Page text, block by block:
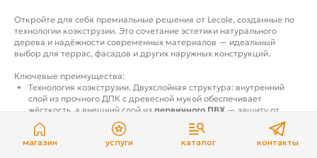
магазин услуги каталог контакты
Откройте для себя премиальные решения от Lecole, созданные по
технологии коэкструзии. Это сочетание эстетики натурального
дерева и надёжности современных материалов — идеальный
выбор для террас, фасадов и других наружных конструкций.
Ключевые преимущества:
Технология коэкструзии. Двухслойная структура: внутренний
слой из прочного ДПК с древесной мукой обеспечивает
жёсткость, а внешний слой изпервичного ПВХ— защиту от
УФ‑излучения, влаги и механических повреждений.
Эффектный дизайн. Реалистичная имитация деревянной
текстуры: 5 вариантов рисунка волокон и широкая палитра из